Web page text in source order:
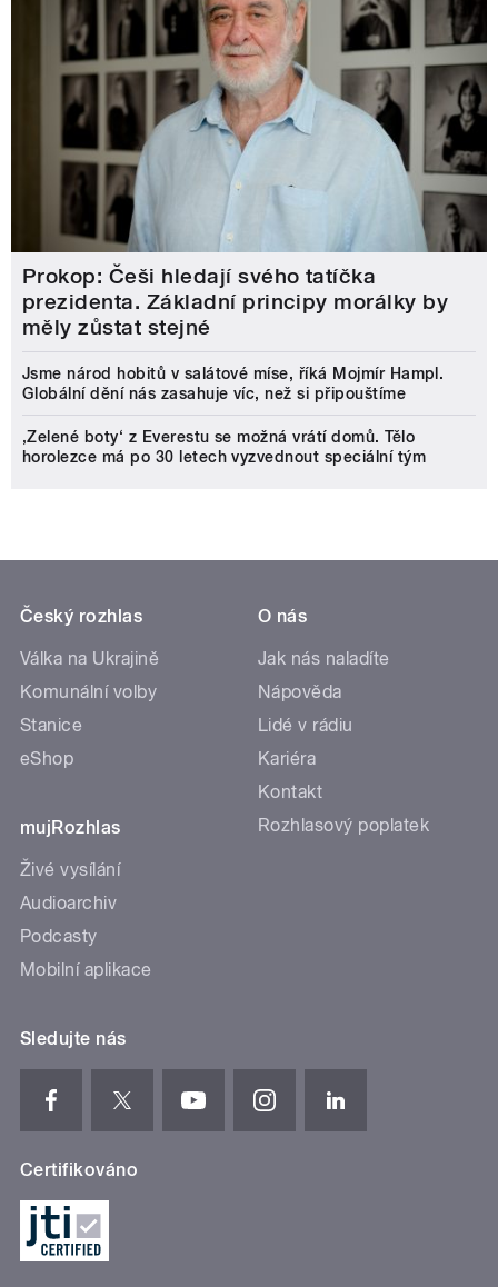
Prokop: Češi hledají svého tatíčka
prezidenta. Základní principy morálky by
měly zůstat stejné
Jsme národ hobitů v salátové míse, říká Mojmír Hampl.
Globální dění nás zasahuje víc, než si připouštíme
‚Zelené boty‘ z Everestu se možná vrátí domů. Tělo
horolezce má po 30 letech vyzvednout speciální tým
Český rozhlas
Válka na Ukrajině
Komunální volby
Stanice
eShop
mujRozhlas
Živé vysílání
Audioarchiv
Podcasty
Mobilní aplikace
O nás
Jak nás naladíte
Nápověda
Lidé v rádiu
Kariéra
Kontakt
Rozhlasový poplatek
Sledujte nás
Certifikováno